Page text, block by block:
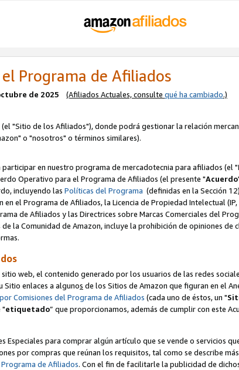
Programa de Afiliados
de 2025 (Afiliados Actuales, consulte qué ha cambiado.)
"Sitio de los Afiliados"), donde podrá gestionar la relación
o "nosotros" o términos similares).
en nuestro programa de mercadotecnia para afiliados (el "
Operativo para el Programa de Afiliados (el presente "Acuerdo
incluyendo las Políticas del Programa (definidas en la Sección
el Programa de Afiliados, la Licencia de Propiedad Intelectual
de Afiliados y las Directrices sobre Marcas Comerciales del
la Comunidad de Amazon, incluye la prohibición de opiniones de
web, el contenido generado por los usuarios de las redes
Sitio enlaces a algunos de los Sitios de Amazon que figuran en el
Comisiones del Programa de Afiliados (cada uno de éstos, un "
"etiquetado” que proporcionamos, además de cumplir con este
Especiales para comprar algún artículo que se vende o servicios
por compras que reúnan los requisitos, tal como se describe
de Afiliados. Con el fin de facilitarle la publicidad de